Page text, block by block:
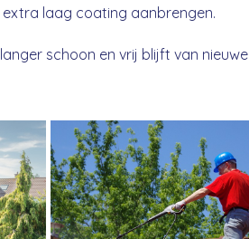
extra laag coating aanbrengen.
schoon en vrij blijft van nieuwe